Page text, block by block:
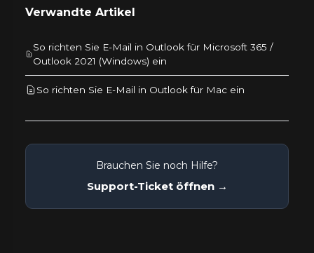
Verwandte Artikel
So richten Sie E-Mail in Outlook für Microsoft 365 /
Outlook 2021 (Windows) ein
So richten Sie E-Mail in Outlook für Mac ein
Brauchen Sie noch Hilfe?
Support-Ticket öffnen →